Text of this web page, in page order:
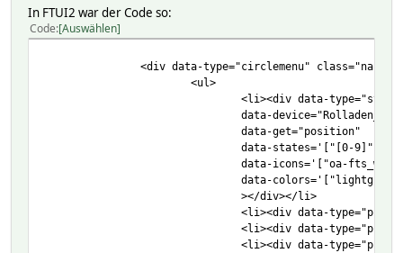
In FTUI2 war der Code so:
Code Auswählen
<div data-type="circlemenu" class="narrow
<ul>
<li><div data-
data-
data-get="position"
data-states='["[0-9]","open","up","[1-
data-icons='["oa-fts_window_2w","oa-
data-
></div></li>
<li><div data-type="push" data-fhem-cmd="set
<li><div data-type="push" data-fhem-cmd="set
<li><div data-type="push" data-fhem-cmd="set